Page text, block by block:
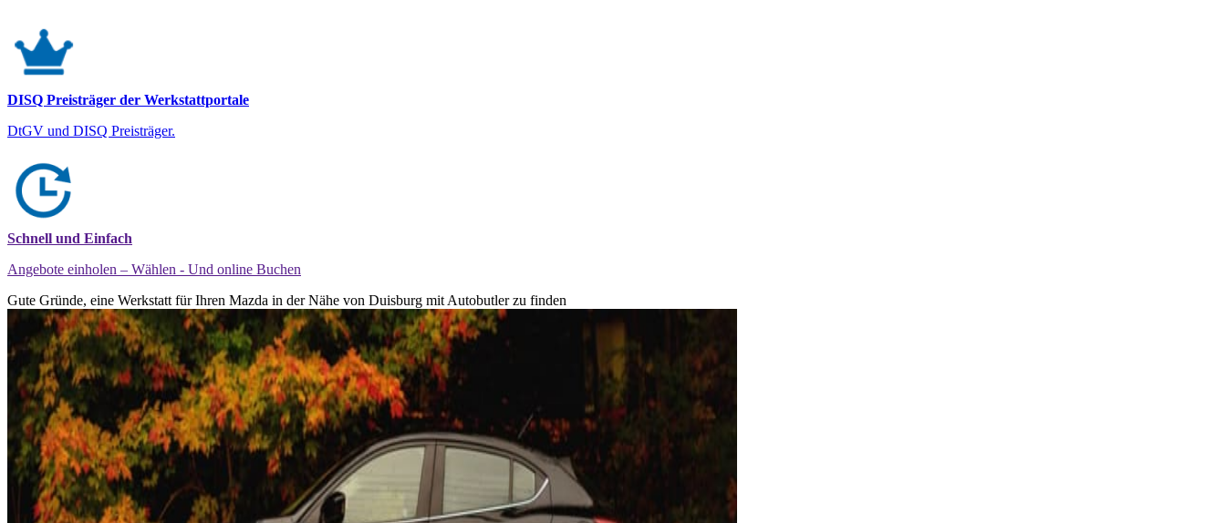
DISQ Preisträger der Werkstattportale
DtGV und DISQ Preisträger.
Schnell und Einfach
Angebote einholen – Wählen - Und online Buchen
Gute Gründe, eine Werkstatt für Ihren Mazda in der Nähe von Duisburg mit Autobutler zu finden